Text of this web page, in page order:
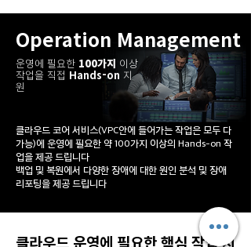
Operation Management
​운영에 필요한 100가지 이상
작업을 직접 Hands-on 지
원
클라우드 코어 서비스(VPC안에 들어가는 작업은 모두 다
가능)에 운영에 필요한 약 100가지 이상의 Hands-on 작
업을 제공 드립니다
​백업 및 복원에서 다양한 장애에 대한 원인 분석 및 장애
리포팅을 제공 드립니다
클라우드 운영에 필요한 핵심 작업 지